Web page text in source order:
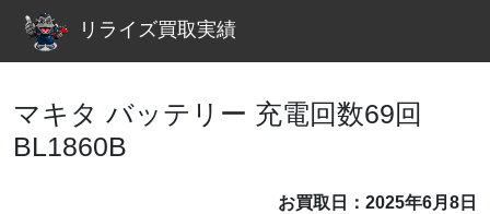
リライズ買取実績
マキタ バッテリー 充電回数69回
BL1860B
お買取日：2025年6月8日